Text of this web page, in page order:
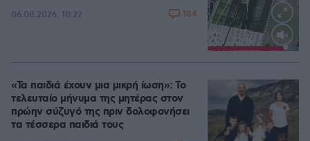
Loaded:
06.08.2026, 10:22 184
«Τα παιδιά έχουν μια μικρή ίωση»: Το
τελευταίο μήνυμα της μητέρας στον
πρώην σύζυγό της πριν δολοφονήσει
τα τέσσερα παιδιά τους